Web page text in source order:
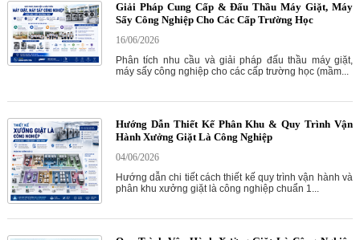
Giải Pháp Cung Cấp & Đấu Thầu Máy Giặt, Máy
Sấy Công Nghiệp Cho Các Cấp Trường Học
16/06/2026
Phân tích nhu cầu và giải pháp đấu thầu máy giặt,
máy sấy công nghiệp cho các cấp trường học (mầm...
Hướng Dẫn Thiết Kế Phân Khu & Quy Trình Vận
Hành Xưởng Giặt Là Công Nghiệp
04/06/2026
Hướng dẫn chi tiết cách thiết kế quy trình vận hành và
phân khu xưởng giặt là công nghiệp chuẩn 1...